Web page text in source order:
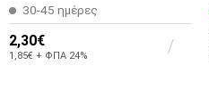
30-45 ημέρες
2,30€
1,85€ + ΦΠΑ 24%